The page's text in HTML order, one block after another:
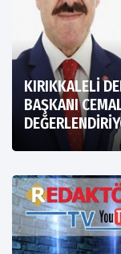
KIRIKKALELİ
BAŞKANI